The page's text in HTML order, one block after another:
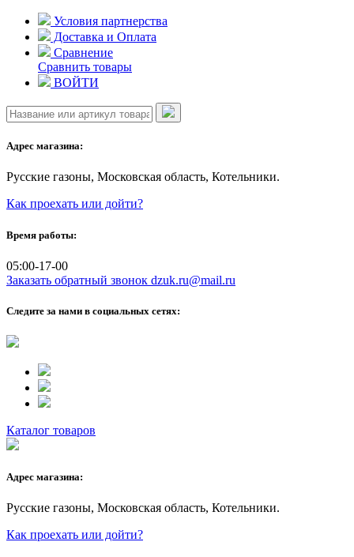
Skip
content
Условия партнерства
Доставка и Оплата
Сравнение
Сравнить товары
ВОЙТИ
Адрес магазина:
Русские газоны, Московская область, Котельники.
Как проехать или дойти?
Время работы:
05:00-17-00
Заказать обратный звонок dzuk.ru@mail.ru
Следите за нами в социальных сетях:
Каталог товаров
Адрес магазина:
Русские газоны, Московская область, Котельники.
Как проехать или дойти?